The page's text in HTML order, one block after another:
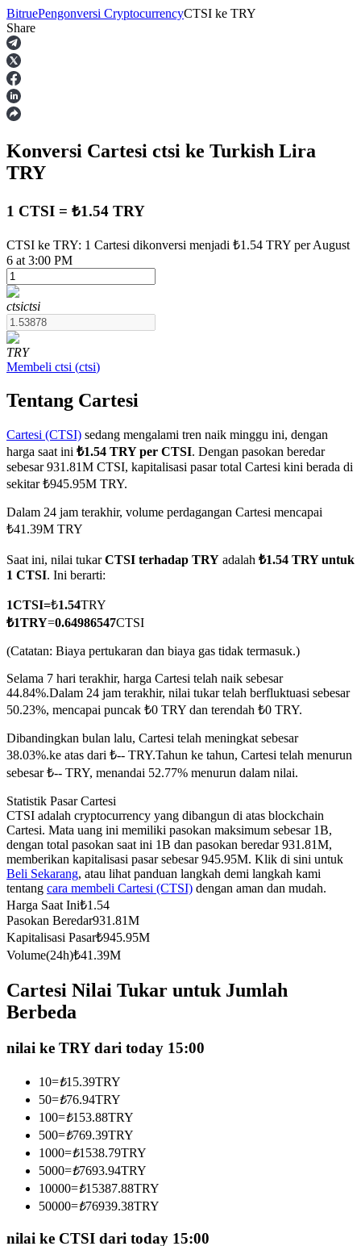
Berjangka
USDT Berjangka
Kontrak berjangka menggunakan USDT sebagai jaminannya
COIN-M Berjangka
Mata Uang Kripto Berjangka
TradFi
USDC Berjangka
Kontrak berjangka menggunakan USDC sebagai jaminannya
Copy Trading
Bergabunglah dengan pedagang top
Menjadi Pedagang Salinan
Nikmati pembagian keuntungan dan komisi copy trading
BitruePengonversi CryptocurrencyCTSI ke TRY
Share
Konversi Cartesi ctsi ke Turkish Lira
TRY
1 CTSI = ₺1.54 TRY
CTSI ke TRY: 1 Cartesi dikonversi menjadi ₺1.54 TRY per August
6 at 3:00 PM
ctsictsi
TRY
Membeli ctsi (ctsi)
Tentang Cartesi
Cartesi (CTSI) sedang mengalami tren naik minggu ini, dengan
harga saat ini ₺1.54 TRY per CTSI. Dengan pasokan beredar
sebesar 931.81M CTSI, kapitalisasi pasar total Cartesi kini berada di
sekitar ₺945.95M TRY.
Dalam 24 jam terakhir, volume perdagangan Cartesi mencapai
₺41.39M TRY
Saat ini, nilai tukarCTSI terhadap TRY adalah ₺1.54 TRY untuk
1 CTSI. Ini berarti:
1CTSI=₺1.54TRY
₺1TRY=0.64986547CTSI
(Catatan: Biaya pertukaran dan biaya gas tidak termasuk.)
Selama 7 hari terakhir, harga Cartesi telah naik sebesar
44.84%.Dalam 24 jam terakhir, nilai tukar telah berfluktuasi sebesar
50.23%, mencapai puncak ₺0 TRY dan terendah ₺0 TRY.
Dibandingkan bulan lalu, Cartesi telah meningkat sebesar
38.03%.ke atas dari ₺-- TRY.Tahun ke tahun, Cartesi telah menurun
sebesar ₺-- TRY, menandai 52.77% menurun dalam nilai.
Statistik Pasar Cartesi
CTSI adalah cryptocurrency yang dibangun di atas blockchain
Cartesi. Mata uang ini memiliki pasokan maksimum sebesar 1B,
dengan total pasokan saat ini 1B dan pasokan beredar 931.81M,
memberikan kapitalisasi pasar sebesar 945.95M. Klik di sini untuk
Beli Sekarang, atau lihat panduan langkah demi langkah kami
tentang cara membeli Cartesi (CTSI) dengan aman dan mudah.
Harga Saat Ini₺1.54
Pasokan Beredar931.81M
Kapitalisasi Pasar₺945.95M
Volume(24h)₺41.39M
Cartesi Nilai Tukar untuk Jumlah
Berbeda
nilai ke TRY dari today 15:00
10=₺15.39TRY
50=₺76.94TRY
100=₺153.88TRY
500=₺769.39TRY
1000=₺1538.79TRY
5000=₺7693.94TRY
10000=₺15387.88TRY
50000=₺76939.38TRY
nilai ke CTSI dari today 15:00